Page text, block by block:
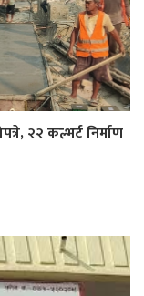
२२ कल्भर्ट निर्माण